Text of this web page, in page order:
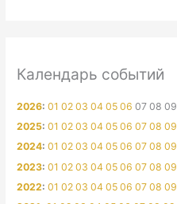
Календарь событий
2026:01 02 03 04 05 06 07 08 09
2025:01 02 03 04 05 06 07 08 09
2024:01 02 03 04 05 06 07 08 09
2023:01 02 03 04 05 06 07 08 09
2022:01 02 03 04 05 06 07 08 09